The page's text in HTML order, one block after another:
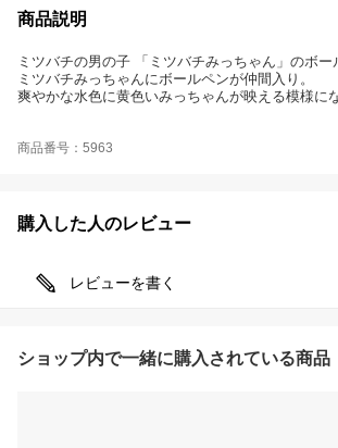
商品説明
ミツバチの男の子 「ミツバチみっちゃん」のボー
ミツバチみっちゃんにボールペンが仲間入り。
爽やかな水色に黄色いみっちゃんが映える模様に
商品番号：5963
購入した人のレビュー
レビューを書く
ショップ内で一緒に購入されている商品